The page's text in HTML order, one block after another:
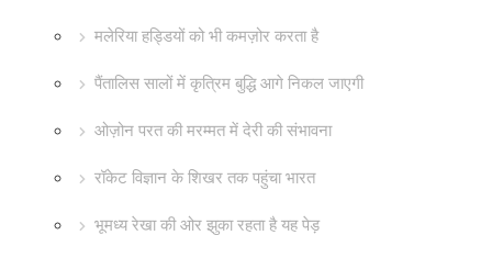
मलेरिया हड्डियों को भी कमज़ोर करता है
पैंतालिस सालों में कृत्रिम बुद्धि आगे निकल जाएगी
ओज़ोन परत की मरम्मत में देरी की संभावना
रॉकेट विज्ञान के शिखर तक पहुंचा भारत
भूमध्य रेखा की ओर झुका रहता है यह पेड़